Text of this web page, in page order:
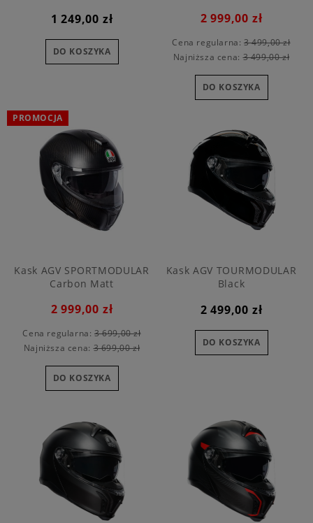
1 249,00 zł
DO KOSZYKA
2 999,00 zł
Cena regularna: 3 499,00 zł
Najniższa cena:3 499,00 zł
DO KOSZYKA
Kask AGV SPORTMODULAR
Carbon Matt
2 999,00 zł
Cena regularna: 3 699,00 zł
Najniższa cena:3 699,00 zł
DO KOSZYKA
PROMOCJA
Kask AGV TOURMODULAR
Black
2 499,00 zł
DO KOSZYKA